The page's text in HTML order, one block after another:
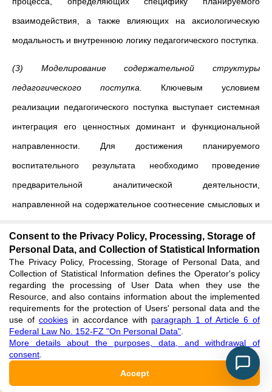
взаимодействия, а также влияющих на аксиологическую
модальность и внутреннюю логику педагогического поступка.
(3)
Моделирование содержательной структуры
педагогического поступка. Ключевым условием
реализации педагогического поступка выступает системная
интеграция его ценностных доминант и функциональной
направленности. Для достижения планируемого
воспитательного результата необходимо проведение
предварительной аналитической деятельности,
направленной на содержательное соотнесение смысловых и
(4) Специфика формального воплощения педагогического
поступка.Конкретная форма реализации поступка служит
инструментом объективации профессиональной этики
учителя. Выбранный формат взаимодействия выступает
индикатором типа педагогических отношений и задает
вектор трансформации образовательной среды: от жесткой
субординации к режиму коммуникативной открытости и
Consent to the Privacy Policy, Processing, Storage of
Personal Data, and Collection of Statistical Information
The Privacy Policy, Processing, Storage of Personal Data, and
Collection of Statistical Information defines the Operator's policy
regarding the processing of User Data when they use the
Resource, and also contains information about the implemented
requirements for the protection of Users' personal data and the
use of cookiesin accordance with paragraph 1 of Article 6 of
Federal Law No. 152-FZ "On Personal Data"
More details about the purposes, data, and withdrawal of
consent
Accept